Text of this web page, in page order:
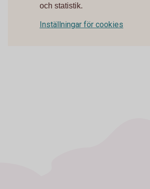
och statistik.
Inställningar för cookies